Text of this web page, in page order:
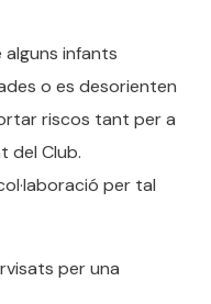
infants
o es desorienten
riscos tant per a
del Club.
per tal
per una